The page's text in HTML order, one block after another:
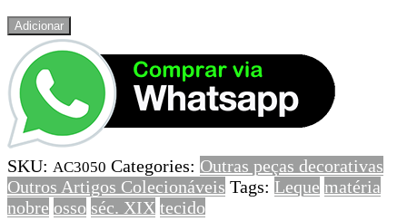
Quantidade
Leque
em
matéria
nobre,
pintado
à
mão
com
Adicionar
SKU: AC3050 Categories: Outras peças decorativas
Outros Artigos Colecionáveis Tags: Leque matéria
nobre osso séc. XIX tecido